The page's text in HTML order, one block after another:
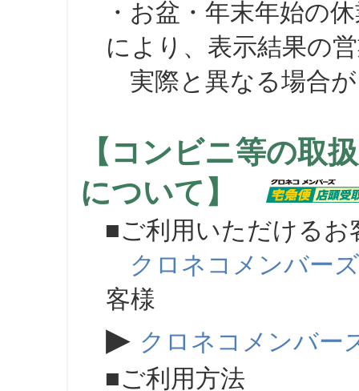
・お盆・年末年始の
により、表示結果の
実際と異なる場合が
【コンビニ等の取
について】
■ご利用いただけるお
クロネコメンバーズ
客様
▶ クロネコメンバー
■ご利用方法